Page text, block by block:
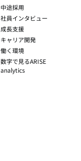
中途採用
社員インタビュー
成長支援
キャリア開発
働く環境
数字で見るARISE
analytics